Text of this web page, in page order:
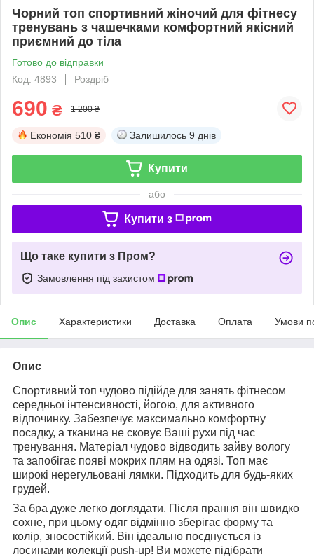
Чорний топ спортивний жіночий для фітнесу
тренувань з чашечками комфортний якісний
приємний до тіла
Готово до відправки
Код: 4893
Роздріб
690 ₴ 1 200 ₴
Економія 510 ₴ Залишилось 9 днів
Купити
або
Купити з
Що таке купити з Пром?
Замовлення під захистом
Опис Характеристики Доставка Оплата Умови
Опис
Спортивний топ чудово підійде для занять фітнесом
середньої інтенсивності, йогою, для активного
відпочинку. Забезпечує максимально комфортну
посадку, а тканина не сковує Ваші рухи під час
тренування. Матеріал чудово відводить зайву вологу
та запобігає появі мокрих плям на одязі. Топ має
широкі нерегульовані лямки. Підходить для будь-яких
грудей.
За бра дуже легко доглядати. Після прання він швидко
сохне, при цьому одяг відмінно зберігає форму та
колір, зносостійкий. Він ідеально поєднується із
лосинами колекції push-up! Ви можете підібрати